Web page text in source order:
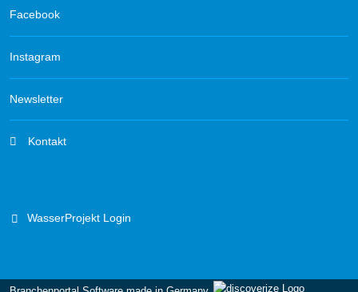
Facebook
Instagram
Newsletter
Kontakt
WasserProjekt Login